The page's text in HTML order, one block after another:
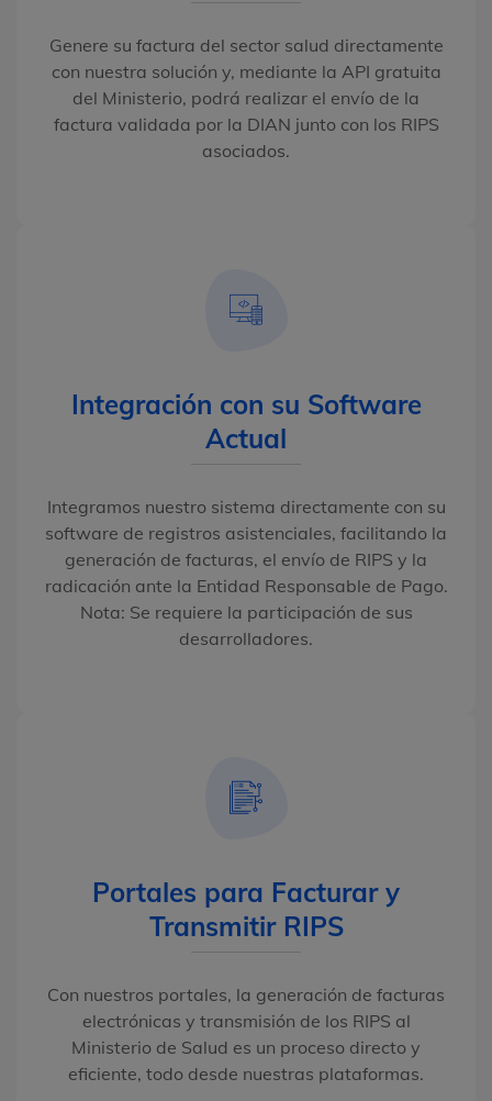
Genere su factura del sector salud directamente
con nuestra solución y, mediante la API gratuita
del Ministerio, podrá realizar el envío de la
factura validada por la DIAN junto con los RIPS
asociados.
Integración con su Software
Actual
Integramos nuestro sistema directamente con su
software de registros asistenciales, facilitando la
generación de facturas, el envío de RIPS y la
radicación ante la Entidad Responsable de Pago.
Nota: Se requiere la participación de sus
desarrolladores.
Portales para Facturar y
Transmitir RIPS
Con nuestros portales, la generación de facturas
electrónicas y transmisión de los RIPS al
Ministerio de Salud es un proceso directo y
eficiente, todo desde nuestras plataformas.